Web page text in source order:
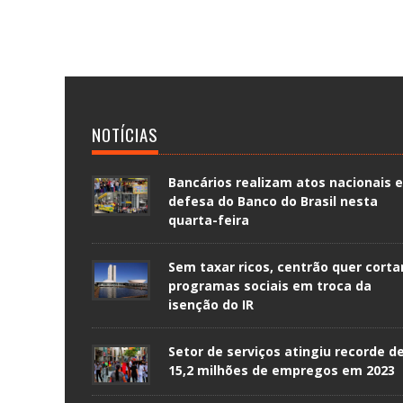
NOTÍCIAS
Bancários realizam atos nacionais
defesa do Banco do Brasil nesta
quarta-feira
Sem taxar ricos, centrão quer
programas sociais em troca da
isenção do IR
Setor de serviços atingiu recorde de
15,2 milhões de empregos em 2023